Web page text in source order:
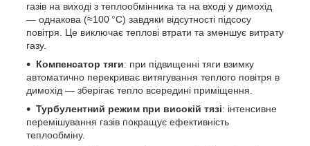
газів на виході з теплообмінника та на вході у димохід
— однакова (≈100 °C) завдяки відсутності підсосу
повітря. Це виключає теплові втрати та зменшує витрату
газу.
Компенсатор тяги: при підвищенні тяги взимку
автоматично перекриває витягування теплого повітря в
димохід — зберігає тепло всередині приміщення.
Турбулентний режим при високій тязі: інтенсивне
перемішування газів покращує ефективність
теплообміну.